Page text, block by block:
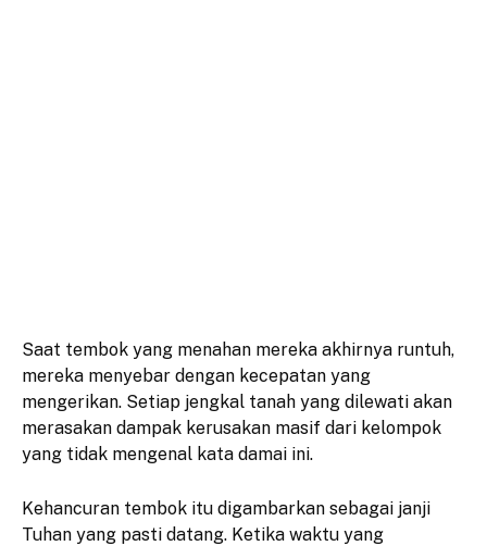
​Saat tembok yang menahan mereka akhirnya runtuh,
mereka menyebar dengan kecepatan yang
mengerikan. Setiap jengkal tanah yang dilewati akan
merasakan dampak kerusakan masif dari kelompok
yang tidak mengenal kata damai ini.
​Kehancuran tembok itu digambarkan sebagai janji
Tuhan yang pasti datang. Ketika waktu yang